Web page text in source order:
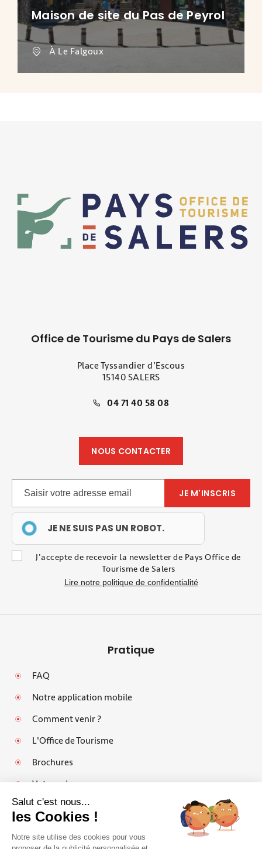
Maison de site du Pas de Peyrol
À Le Falgoux
Office de Tourisme du Pays de Salers
Place Tyssandier d’Escous
15140 SALERS
04 71 40 58 08
NOUS CONTACTER
JE NE SUIS PAS UN ROBOT.
J'accepte de recevoir la newsletter de Pays Office de
Tourisme de Salers
Lire notre politique de confidentialité
Pratique
FAQ
Notre application mobile
Comment venir ?
L'Office de Tourisme
Brochures
Votre avis
Salut c'est nous...
les Cookies !
Notre site utilise des cookies pour vous